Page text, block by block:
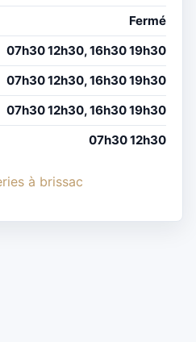
Fermé
07h30 12h30, 16h30 19h30
07h30 12h30, 16h30 19h30
07h30 12h30, 16h30 19h30
07h30 12h30
à brissac